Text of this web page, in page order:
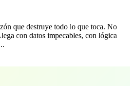
que destruye todo lo que toca. No
con datos impecables, con lógica